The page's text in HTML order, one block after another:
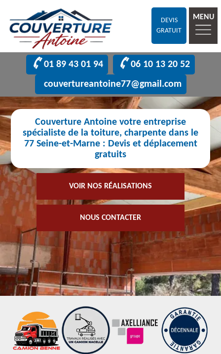
DEVIS
GRATUIT
MENU
01 89 43 01 94
06 10 13 20 52
couvertureantoine77@gmail.com
Couverture Antoine votre entreprise
spécialiste de la toiture, charpente dans le
77 Seine-et-Marne : Devis et déplacement
gratuits
VOIR NOS RÉALISATIONS
NOUS CONTACTER